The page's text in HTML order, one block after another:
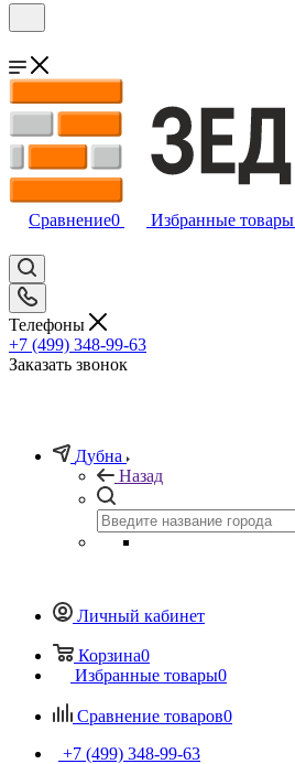
Сравнение0 Избранные товары
Телефоны
+7 (499) 348-99-63
Заказать звонок
Дубна
Назад
Личный кабинет
Корзина0
Избранные товары0
Сравнение товаров0
+7 (499) 348-99-63